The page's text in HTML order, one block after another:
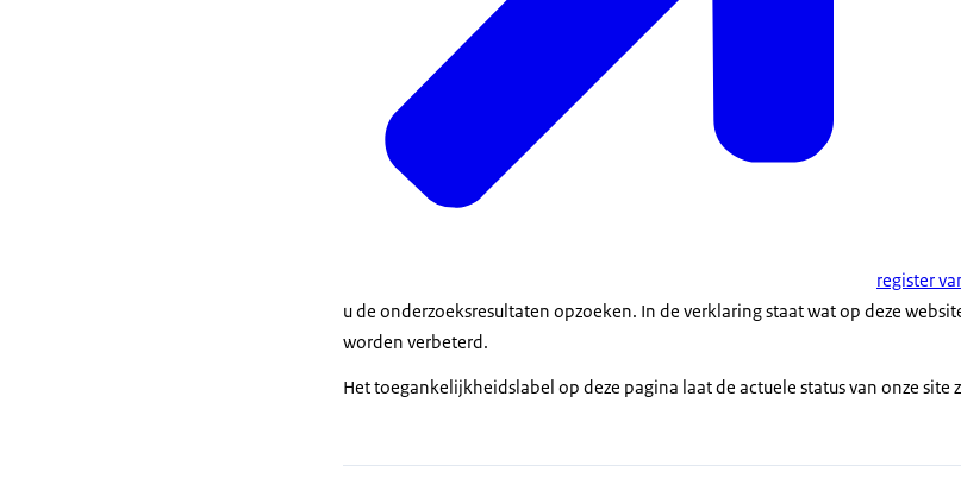
register
u de onderzoeksresultaten opzoeken. In de verklaring staat wat op deze
worden verbeterd.
Het toegankelijkheidslabel op deze pagina laat de actuele status van onze site